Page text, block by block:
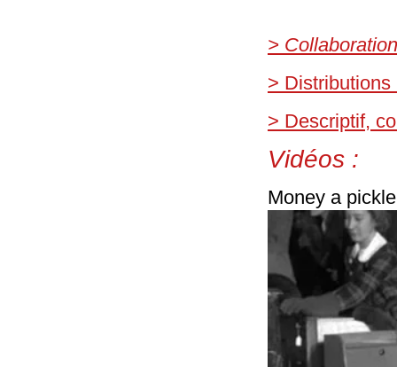
>
> Distributions
> Descriptif,
Vidéos :
Money a